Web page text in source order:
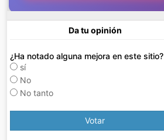
Da tu opinión
¿Ha notado alguna mejora en este sitio?
sí
No
No tanto
Votar